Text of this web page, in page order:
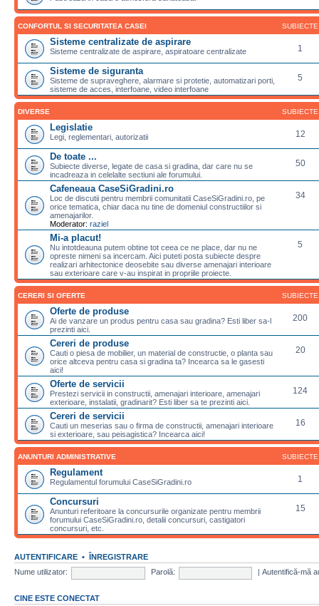
CONFORTUL SI SECURITATEA CASEI SUBIECTE
Sisteme centralizate de aspirare
Sisteme centralizate de aspirare, aspiratoare centralizate 1
Sisteme de siguranta
Sisteme de supraveghere, alarmare si protetie, automatizari porti,
sisteme de acces, interfoane, video interfoane
5
DIVERSE SUBIECTE
Legislatie
Legi, reglementari, autorizatii 12
De toate ...
Subiecte diverse, legate de casa si gradina, dar care nu se
incadreaza in celelalte sectiuni ale forumului.
50
Cafeneaua CaseSiGradini.ro
Loc de discutii pentru membrii comunitatii CaseSiGradini.ro, pe
orice tematica, chiar daca nu tine de domeniul constructiilor si
amenajarilor.
Moderator: raziel
34
Mi-a placut!
Nu intotdeauna putem obtine tot ceea ce ne place, dar nu ne
opreste nimeni sa incercam. Aici puteti posta subiecte despre
realizari arhitectonice deosebite sau diverse amenajari interioare
sau exterioare care v-au inspirat in propriile proiecte.
5
CERERI SI OFERTE SUBIECTE
Oferte de produse
Ai de vanzare un produs pentru casa sau gradina? Esti liber sa-l
prezinti aici.
200
Cereri de produse
Cauti o piesa de mobilier, un material de constructie, o planta sau
orice altceva pentru casa si gradina ta? Incearca sa le gasesti
aici!
20
Oferte de servicii
Prestezi servicii in constructii, amenajari interioare, amenajari
exterioare, instalatii, gradinarit? Esti liber sa te prezinti aici.
124
Cereri de servicii
Cauti un meserias sau o firma de constructii, amenajari interioare
si exterioare, sau peisagistica? Incearca aici!
16
ANUNTURI ADMINISTRATIVE SUBIECTE
Regulament
Regulamentul forumului CaseSiGradini.ro 1
Concursuri
Anunturi referitoare la concursurile organizate pentru membrii
forumului CaseSiGradini.ro, detalii concursuri, castigatori
concursuri, etc.
15
AUTENTIFICARE • ÎNREGISTRARE
Nume utilizator:
Parolă: Autentifică-mă
CINE ESTE CONECTAT